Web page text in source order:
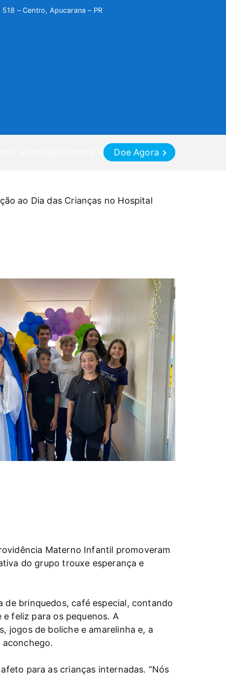
– Centro, Apucarana – PR
Doe Agora
ao Dia das Crianças no Hospital
Materno Infantil promoveram
do grupo trouxe esperança e
de brinquedos, café especial, contando
feliz para os pequenos. A
jogos de boliche e amarelinha e, a
para as crianças internadas. “Nós